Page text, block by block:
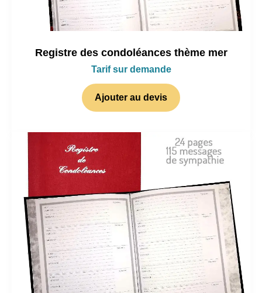
Registre des condoléances thème mer
Tarif sur demande
Ajouter au devis